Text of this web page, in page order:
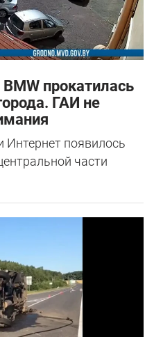
прокатилась
ГАИ не
Интернет появилось
части